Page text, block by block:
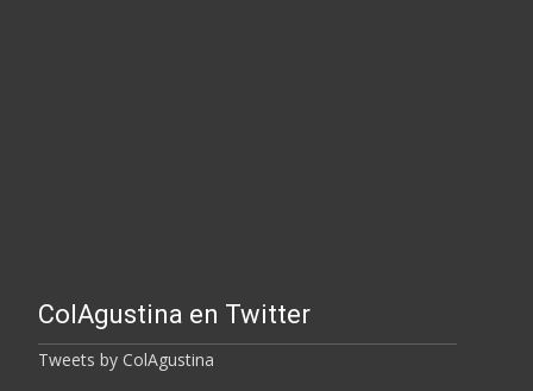
ColAgustina en Twitter
Tweets by ColAgustina